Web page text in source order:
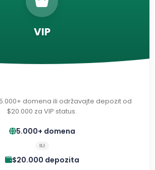
VIP
domena ili održavajte depozit od
$20.000 za VIP status.
5.000+ domena
ILI
$20.000 depozita